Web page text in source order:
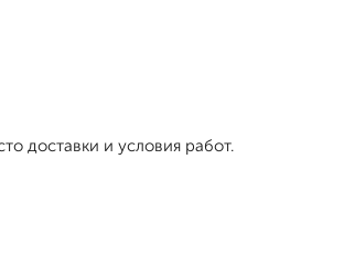
доставки и условия работ.